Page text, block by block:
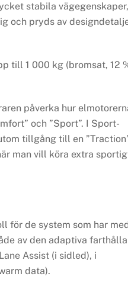
stabila vägegenskaper,
och pryds av
till 1 000 kg (bromsat, 12
påverka hur
och ”Sport”. I Sport-
tillgång till en
man vill köra extra
för de system som har med
av den adaptiva
Assist (i sidled), i
data).